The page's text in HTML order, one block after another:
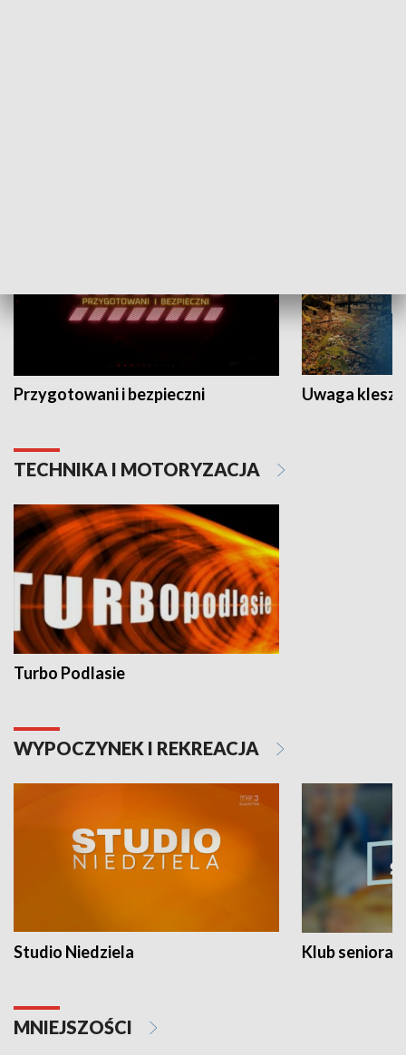
Przygotowani i bezpieczni Uwaga
TECHNIKA I MOTORYZACJA
Turbo Podlasie
WYPOCZYNEK I REKREACJA
Studio Niedziela Klub seniora
MNIEJSZOŚCI